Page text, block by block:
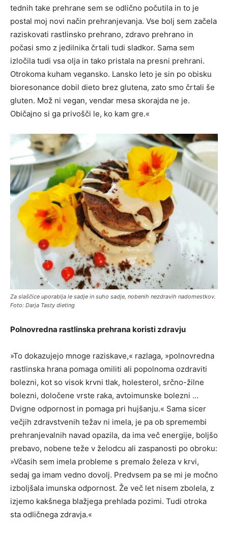
tednih take prehrane sem se odlično počutila in to je
postal moj novi način prehranjevanja. Vse bolj sem začela
raziskovati rastlinsko prehrano, zdravo prehrano in
počasi smo z jedilnika črtali tudi sladkor. Sama sem
izločila tudi vsa olja in tako pristala na presni prehrani.
Otrokoma kuham vegansko. Lansko leto je sin po obisku
bioresonance dobil dieto brez glutena, zato smo črtali še
gluten. Mož ni vegan, vendar mesa skorajda ne je.
Običajno si ga privošči le, ko kam gre.«
Za slaščice uporablja le sadje in suho sadje, nobenih nezdravih nadomestkov.
Foto: Darja Tasty dieting
Polnovredna rastlinska prehrana koristi zdravju
»To dokazujejo mnoge raziskave,« razlaga, »polnovredna
rastlinska hrana pomaga omiliti ali popolnoma ozdraviti
bolezni, kot so visok krvni tlak, holesterol, srčno-žilne
bolezni, določene vrste raka, avtoimunske bolezni …
Dvigne odpornost in pomaga pri hujšanju.« Sama sicer
večjih zdravstvenih težav ni imela, je pa ob spremembi
prehranjevalnih navad opazila, da ima več energije, boljšo
prebavo, nobene teže v želodcu ali zaspanosti po obroku:
»Včasih sem imela probleme s premalo železa v krvi,
sedaj ga imam vedno dovolj. Predvsem pa se mi je močno
izboljšala imunska odpornost. Že več let nisem zbolela, z
izjemo kakšnega blažjega prehlada pozimi. Tudi otroka
sta odličnega zdravja.«